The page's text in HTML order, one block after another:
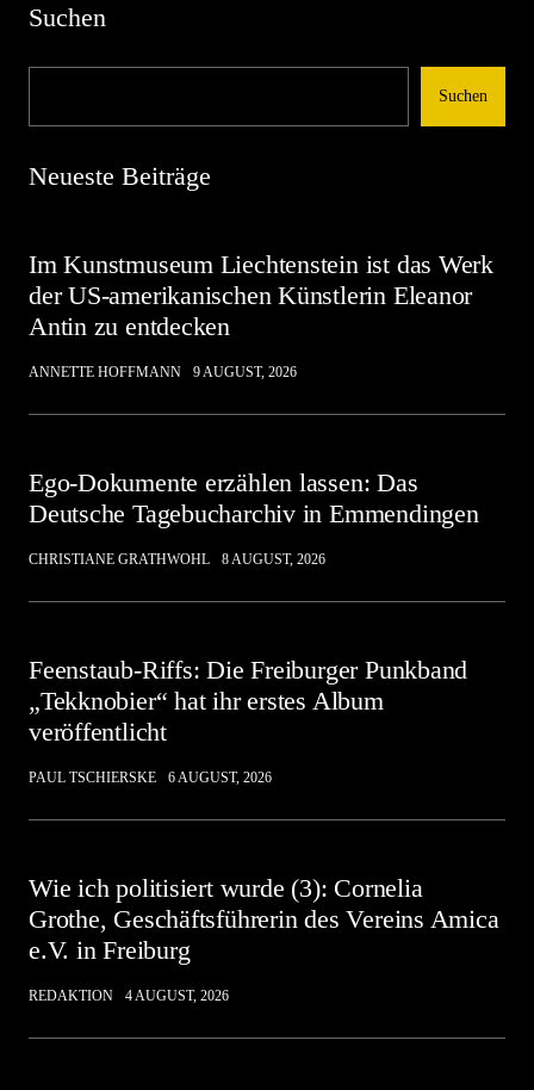
Suchen
Suchen
Neueste Beiträge
Im Kunstmuseum Liechtenstein ist das Werk
der US-amerikanischen Künstlerin Eleanor
Antin zu entdecken
ANNETTE HOFFMANN 9 AUGUST, 2026
Ego-Dokumente erzählen lassen: Das
Deutsche Tagebucharchiv in Emmendingen
CHRISTIANE GRATHWOHL 8 AUGUST, 2026
Feenstaub-Riffs: Die Freiburger Punkband
„Tekknobier“ hat ihr erstes Album
veröffentlicht
PAUL TSCHIERSKE 6 AUGUST, 2026
Wie ich politisiert wurde (3): Cornelia
Grothe, Geschäftsführerin des Vereins Amica
e.V. in Freiburg
REDAKTION 4 AUGUST, 2026